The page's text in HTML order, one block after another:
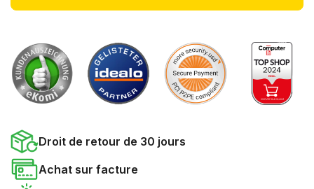
Droit de retour de 30 jours
Achat sur facture